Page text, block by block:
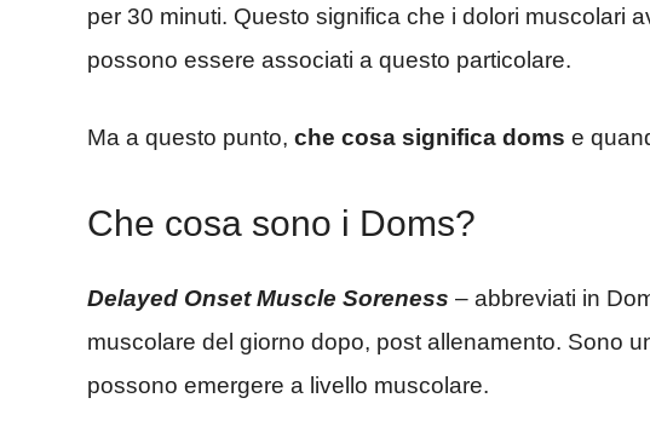
per 30 minuti. Questo significa che i dolori muscolari
possono essere associati a questo particolare.
Ma a questo punto, che cosa significa doms e
Che cosa sono i Doms?
Delayed Onset Muscle Soreness – abbreviati in
muscolare del giorno dopo, post allenamento. Sono
possono emergere a livello muscolare.